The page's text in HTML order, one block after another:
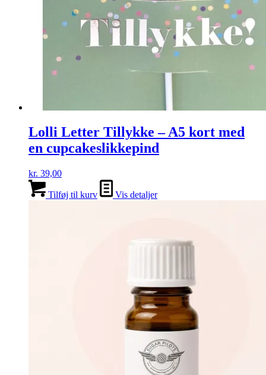
Lolli Letter Tillykke – A5 kort med
en cupcakeslikkepind
kr. 39,00
Tilføj til kurv Vis detaljer